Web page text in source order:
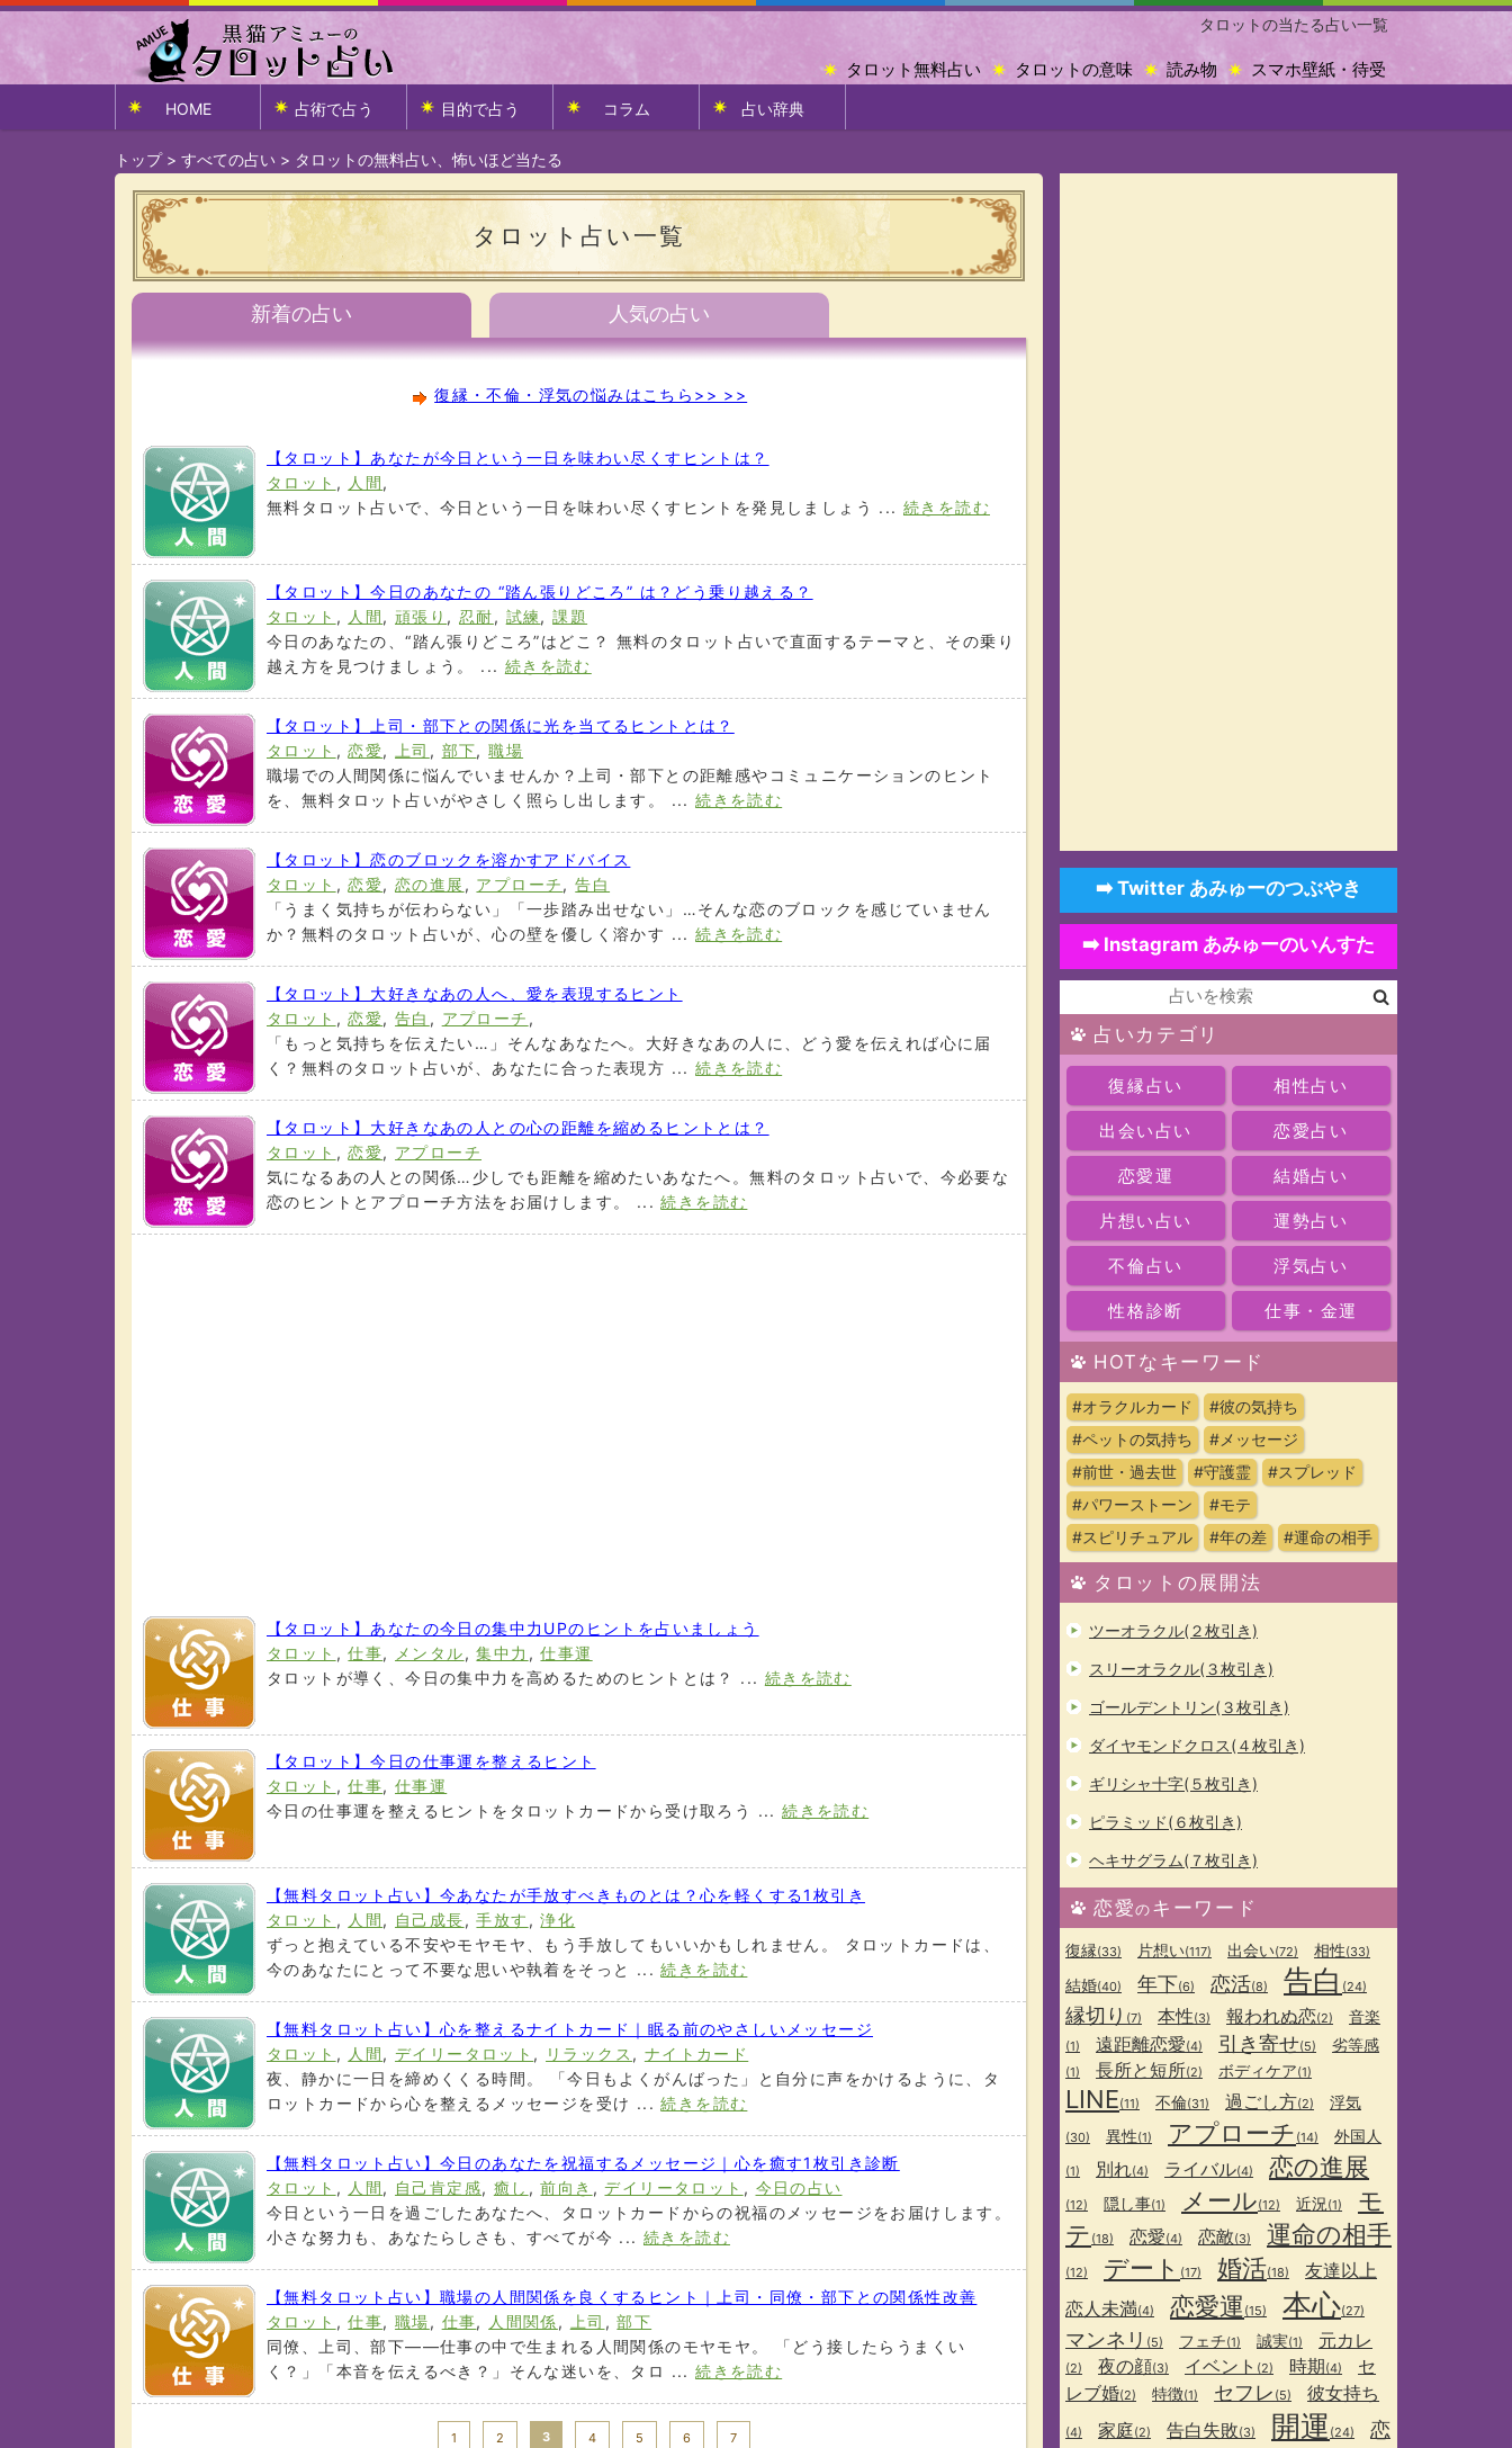
タロットの当たる占い一覧
スマホ壁紙・待受
読み物
タロットの意味
タロット無料占い
HOME 占術で占う 目的で占う コラム 占い辞典
トップ> すべての占い > タロットの無料占い、怖いほど当たる
タロット占い一覧
新着の占い 人気の占い
復縁・不倫・浮気の悩みはこちら>> >>
【タロット】あなたが今日という一日を味わい尽くすヒントは？
タロット , 人間,
無料タロット占いで、今日という一日を味わい尽くすヒントを発見しましょう ... 続きを読む
【タロット】今日のあなたの “踏ん張りどころ” は？どう乗り越える？
タロット , 人間,頑張り , 忍耐, 試練,課題
今日のあなたの、“踏ん張りどころ”はどこ？ 無料のタロット占いで直面するテーマと、その乗り
越え方を見つけましょう。 ... 続きを読む
【タロット】上司・部下との関係に光を当てるヒントとは？
タロット ,恋愛, 上司 , 部下,職場
職場での人間関係に悩んでいませんか？上司・部下との距離感やコミュニケーションのヒント
を、無料タロット占いがやさしく照らし出します。 ...続きを読む
【タロット】恋のブロックを溶かすアドバイス
タロット ,恋愛,恋の進展 , アプローチ,告白
「うまく気持ちが伝わらない」「一歩踏み出せない」…そんな恋のブロックを感じていません
か？無料のタロット占いが、心の壁を優しく溶かす ...続きを読む
【タロット】大好きなあの人へ、愛を表現するヒント
タロット ,恋愛,告白 , アプローチ ,
「もっと気持ちを伝えたい…」そんなあなたへ。大好きなあの人に、どう愛を伝えれば心に届
く？無料のタロット占いが、あなたに合った表現方 ...続きを読む
【タロット】大好きなあの人との心の距離を縮めるヒントとは？
タロット ,恋愛, アプローチ
気になるあの人との関係…少しでも距離を縮めたいあなたへ。無料のタロット占いで、今必要な
恋のヒントとアプローチ方法をお届けします。 ...続きを読む
【タロット】あなたの今日の集中力UPのヒントを占いましょう
タロット ,仕事, メンタル,集中力 ,仕事運
タロットが導く、今日の集中力を高めるためのヒントとは？ ... 続きを読む
【タロット】今日の仕事運を整えるヒント
タロット ,仕事,仕事運
今日の仕事運を整えるヒントをタロットカードから受け取ろう ...続きを読む
【無料タロット占い】今あなたが手放すべきものとは？心を軽くする1枚引き
タロット , 人間, 自己成長,手放す ,浄化
ずっと抱えている不安やモヤモヤ、もう手放してもいいかもしれません。 タロットカードは、
今のあなたにとって不要な思いや執着をそっと ...続きを読む
【無料タロット占い】心を整えるナイトカード｜眠る前のやさしいメッセージ
タロット , 人間,デイリータロット , リラックス , ナイトカード
夜、静かに一日を締めくくる時間。 「今日もよくがんばった」と自分に声をかけるように、タ
ロットカードから心を整えるメッセージを受け ...続きを読む
【無料タロット占い】今日のあなたを祝福するメッセージ｜心を癒す1枚引き診断
タロット , 人間, 自己肯定感, 癒し ,前向き ,デイリータロット , 今日の占い
今日という一日を過ごしたあなたへ、タロットカードからの祝福のメッセージをお届けします。
小さな努力も、あなたらしさも、すべてが今 ... 続きを読む
【無料タロット占い】職場の人間関係を良くするヒント｜上司・同僚・部下との関係性改善
タロット ,仕事,職場, 仕事, 人間関係, 上司 ,部下
同僚、上司、部下――仕事の中で生まれる人間関係のモヤモヤ。 「どう接したらうまくい
く？」「本音を伝えるべき？」そんな迷いを、タロ ...続きを読む
1 2 3 4 5 6 7
➡️ Twitter あみゅーのつぶやき
➡️ Instagram あみゅーのいんすた
占いカテゴリ
復縁占い 相性占い
出会い占い 恋愛占い
恋愛運 結婚占い
片想い占い 運勢占い
不倫占い 浮気占い
性格診断 仕事・金運
HOTなキーワード
#オラクルカード
#彼の気持ち
#ペットの気持ち
#メッセージ
#前世・過去世
#守護霊
#スプレッド
#パワーストーン
#モテ
#スピリチュアル
#年の差 #運命の相手
タロットの展開法
ツーオラクル(２枚引き)
スリーオラクル(３枚引き)
ゴールデントリン(３枚引き)
ダイヤモンドクロス(４枚引き)
ギリシャ十字(５枚引き)
ピラミッド(６枚引き)
ヘキサグラム(７枚引き)
恋愛のキーワード
復縁(33) 片想い(117) 出会い(72) 相性(33)
結婚(40) 年下(6) 恋活(8) 告白 (24)
縁切り (7) 本性(3) 報われぬ恋(2) 音楽
(1) 遠距離恋愛(4) 引き寄せ(5) 劣等感
(1) 長所と短所(2) ボディケア(1)
LINE(11) 不倫(31) 過ごし方(2) 浮気
(30) 異性(1) アプローチ (14) 外国人
(1) 別れ(4) ライバル(4) 恋の進展
(12) 隠し事(1) メール(12) 近況 (1)
モ
テ (18) 恋愛(4) 恋敵(3) 運命の相手
(12) デート (17) 婚活(18)
友達以上
恋人未満(4) 恋愛運 (15) 本心(27)
マンネリ (5) フェチ(1) 誠実(1) 元カレ
(2) 夜の顔(3) イベント (2) 時期(4)
セ
レブ婚(2) 特徴(1) セフレ (5) 彼女持ち
(4) 家庭(2) 告白失敗(3) 開運 (24)
恋